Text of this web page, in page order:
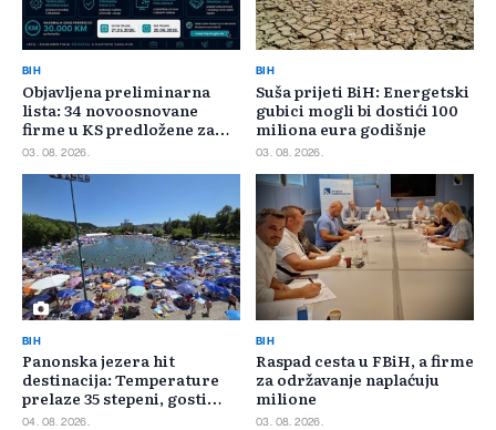
BIH
Objavljena preliminarna
lista: 34 novoosnovane
firme u KS predložene za
400.000 KM poticaja
03. 08. 2026.
BIH
Suša prijeti BiH: Energetski
gubici mogli bi dostići 100
miliona eura godišnje
03. 08. 2026.
BIH
Panonska jezera hit
destinacija: Temperature
prelaze 35 stepeni, gosti
pristižu iz cijele regije
04. 08. 2026.
BIH
Raspad cesta u FBiH, a firme
za održavanje naplaćuju
milione
03. 08. 2026.